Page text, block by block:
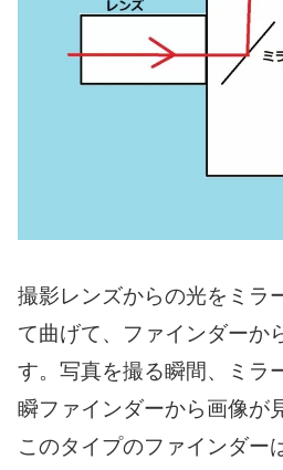
撮影レンズからの光をミラ
て曲げて、ファインダーか
す。写真を撮る瞬間、ミラ
瞬ファインダーから画像が
このタイプのファインダー